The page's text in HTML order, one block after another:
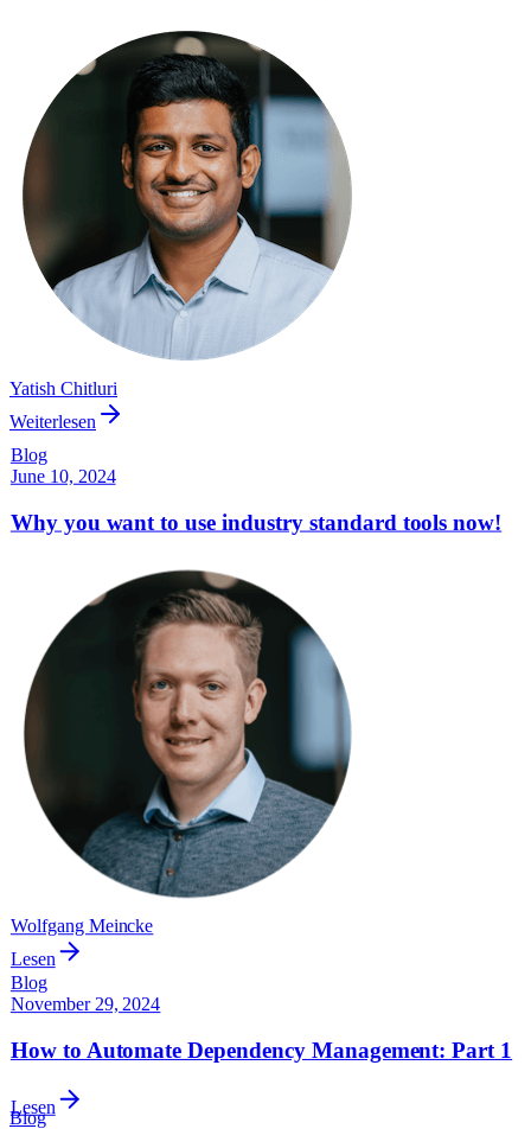
Yatish Chitluri
Weiterlesen
Blog
June 10, 2024
Why you want to use industry standard tools now!
Wolfgang Meincke
Lesen
Blog
November 29, 2024
How to Automate Dependency Management: Part 1
Lesen
Blog